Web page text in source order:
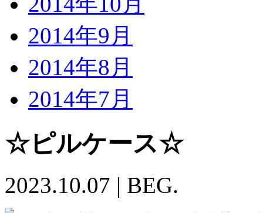
2014年9月
2014年8月
2014年7月
☆ピルケース☆
2023.10.07 | BEG.